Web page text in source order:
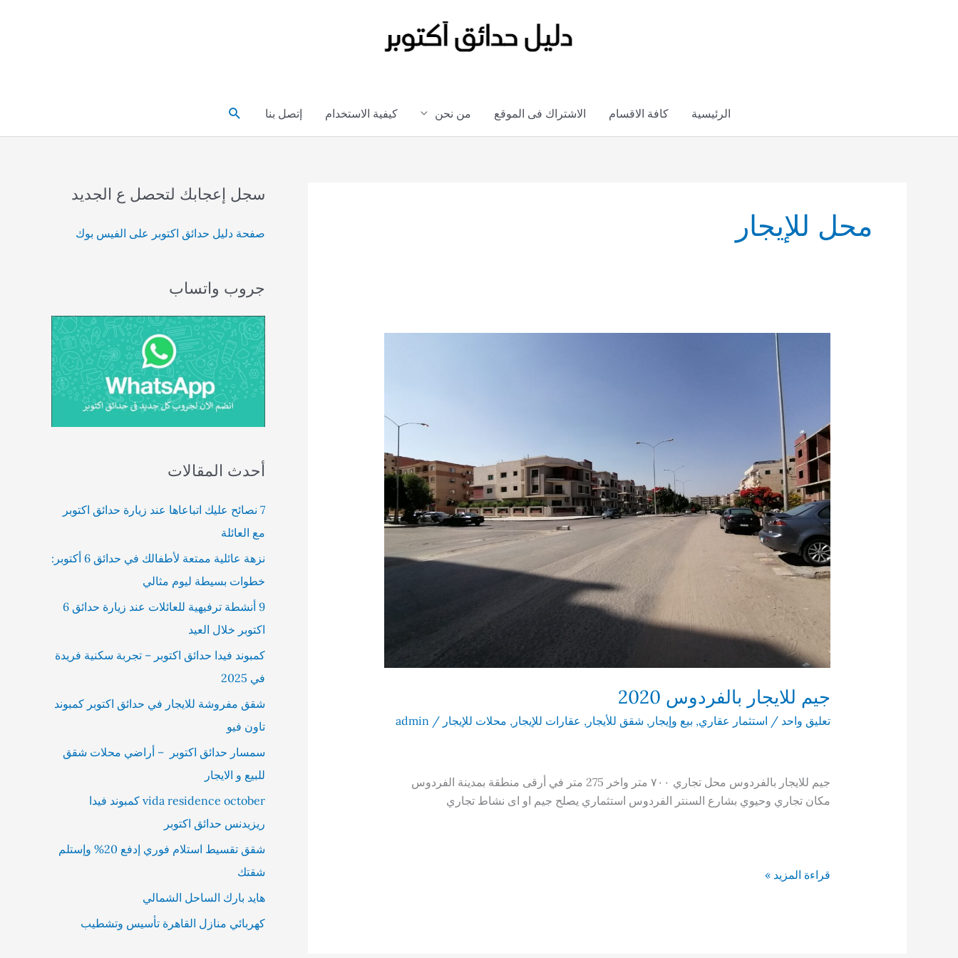
الرئيسية كافة الاقسام الاشتراك فى الموقع من نحن كيفية الاستخدام إتصل بنا البحث
محل للإيجار
جيم للايجار بالفردوس 2020
تعليق واحد / استثمار عقاري, بيع وإيجار , شقق للأيجار , عقارات للإيجار , محلات للإيجار /
admin
جيم للايجار بالفردوس محل تجاري ٧٠٠ متر واخر 275 متر في أرقى منطقة بمدينة الفردوس
مكان تجاري وحيوي بشارع السنتر الفردوس استثماري يصلح جيم او اى نشاط تجاري
جيم
قراءة المزيد »
سجل إعجابك لتحصل ع الجديد
صفحة دليل حدائق اكتوبر على الفيس بوك
جروب واتساب
أحدث المقالات
7 نصائح عليك اتباعاها عند زيارة حدائق اكتوبر
مع العائلة
نزهة عائلية ممتعة لأطفالك في حدائق 6 أكتوبر:
خطوات بسيطة ليوم مثالي
9 أنشطة ترفيهية للعائلات عند زيارة حدائق 6
اكتوبر خلال العيد
كمبوند فيدا حدائق اكتوبر – تجربة سكنية فريدة
في 2025
شقق مفروشة للايجار في حدائق اكتوبر كمبوند
تاون فيو
سمسار حدائق اكتوبر – أراضي محلات شقق
للبيع و الايجار
vida residence october كمبوند فيدا
ريزيدنس حدائق اكتوبر
شقق تقسيط استلام فوري إدفع 20% وإستلم
شقتك
هايد بارك الساحل الشمالي
كهربائي منازل القاهرة تأسيس وتشطيب